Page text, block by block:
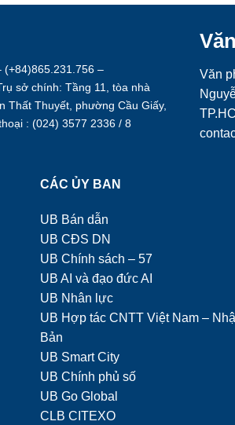
–
sở chính: Tầng 11, tòa nhà
Thất Thuyết, phường Cầu Giấy,
: (024) 3577 2336 / 8
Văn
CÁC ỦY BAN
UB Bán dẫn
UB CĐS DN
UB Chính sách – 57
UB AI và đạo đức AI
UB Nhân lực
UB Hợp tác CNTT Việt Nam –
Bản
UB Smart City
UB Chính phủ số
UB Go Global
CLB CITEXO